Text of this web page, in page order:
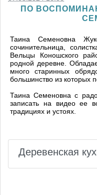
ПО
Таина Семеновна
сочинительница,
Вельцы Коношского
родной деревне.
много старинных
большинство из которых
Таина Семеновна с
записать на видео ее
традициях и устоях.
Деревенская